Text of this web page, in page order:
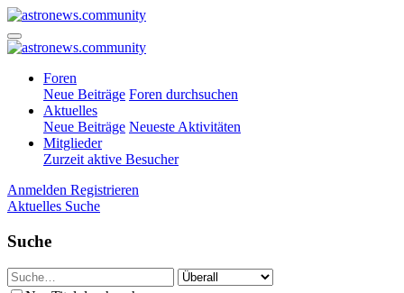
Foren
Neue Beiträge Foren durchsuchen
Aktuelles
Neue Beiträge Neueste Aktivitäten
Mitglieder
Zurzeit aktive Besucher
Anmelden Registrieren
Aktuelles Suche
Suche